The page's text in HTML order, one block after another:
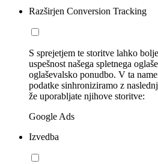
Razširjen Conversion Tracking
S sprejetjem te storitve lahko
uspešnost našega spletnega
oglaševalsko ponudbo. V ta
podatke sinhroniziramo z
že uporabljate njihove storitve:
Google Ads
Izvedba